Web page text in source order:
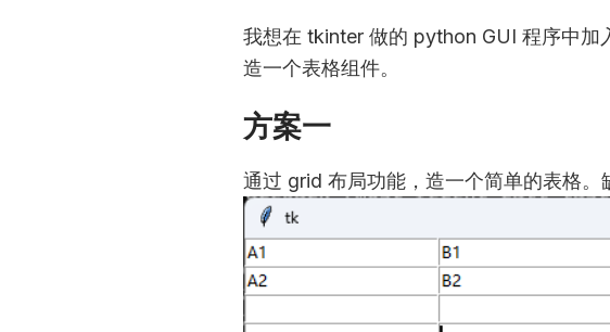
我想在 tkinter 做的 python GUI 程序中加
造一个表格组件。
方案一
通过 grid 布局功能，造一个简单的表格。